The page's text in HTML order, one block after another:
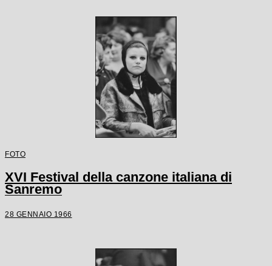
FOTO
XVI Festival della canzone italiana di
Sanremo
28 GENNAIO 1966